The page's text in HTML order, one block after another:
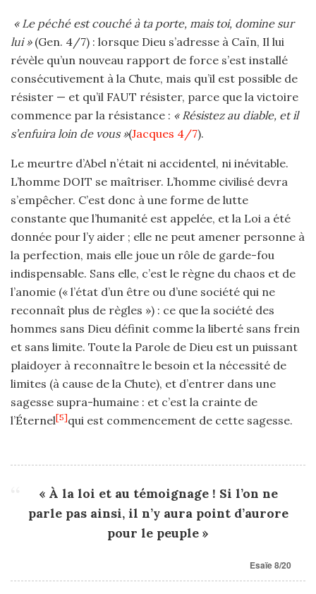
« Le péché est couché à ta porte, mais toi, domine sur
lui » (Gen. 4/7) : lorsque Dieu s’adresse à Caïn, Il lui
révèle qu’un nouveau rapport de force s’est installé
consécutivement à la Chute, mais qu’il est possible de
résister — et qu’il FAUT résister, parce que la victoire
commence par la résistance : « Résistez au diable, et il
s’enfuira loin de vous »(Jacques 4/7).
Le meurtre d’Abel n’était ni accidentel, ni inévitable.
L’homme DOIT se maîtriser. L’homme civilisé devra
s’empêcher. C’est donc à une forme de lutte
constante que l’humanité est appelée, et la Loi a été
donnée pour l’y aider ; elle ne peut amener personne à
la perfection, mais elle joue un rôle de garde-fou
indispensable. Sans elle, c’est le règne du chaos et de
l’anomie (« l’état d’un être ou d’une société qui ne
reconnaît plus de règles ») : ce que la société des
hommes sans Dieu définit comme la liberté sans frein
et sans limite. Toute la Parole de Dieu est un puissant
plaidoyer à reconnaître le besoin et la nécessité de
limites (à cause de la Chute), et d’entrer dans une
sagesse supra-humaine : et c’est la crainte de
l’Éternel[5]qui est commencement de cette sagesse.
« À la loi et au témoignage ! Si l’on ne
parle pas ainsi, il n’y aura point d’aurore
pour le peuple »
Esaïe 8/20